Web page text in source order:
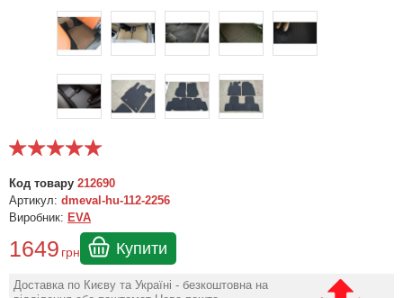
Код товару 212690
Артикул: dmeval-hu-112-2256
Виробник: EVA
1649 грн Купити
Доставка по Києву та Україні - безкоштовна на